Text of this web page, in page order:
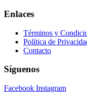
Enlaces
Términos y
Política de
Contacto
Síguenos
Facebook Instagram